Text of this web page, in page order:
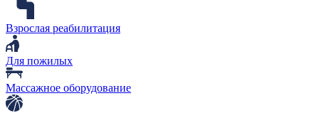
Взрослая реабилитация
Для пожилых
Массажное оборудование